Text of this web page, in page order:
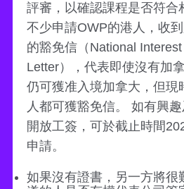
評審，以確認課程是否符合
不少申請OWP的港人，收
的豁免信（National
Letter），代表即使沒有加
仍可獲准入境加拿大，但現
人都可獲豁免信。 如有興
開放工簽，可於截止時間
申請。
如果沒有證書，另一方將很